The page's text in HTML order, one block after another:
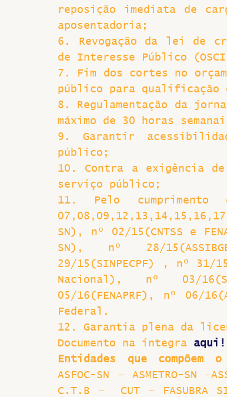
reposição imediata de
aposentadoria;
6. Revogação da lei de
de Interesse Público
7. Fim dos cortes no
público para qualificação
8. Regulamentação da
máximo de 30 horas
9. Garantir
público;
10. Contra a exigência
serviço público;
11. Pelo cumprimento
SN), nº 02/15(CNTSS e
SN), nº 28/
29/15(SINPECPF) , nº 31/
Nacional), nº 03/
05/16(FENAPRF), nº 06/
Federal.
12. Garantia plena da
Documento na íntegra aqui!
Entidades que compõem o
ASFOC-SN – ASMETRO-SN
C.T.B –  CUT – FASUBRA